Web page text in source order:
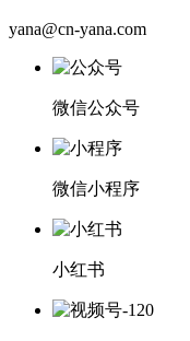
yana@cn-yana.com
微信公众号
微信小程序
小红书